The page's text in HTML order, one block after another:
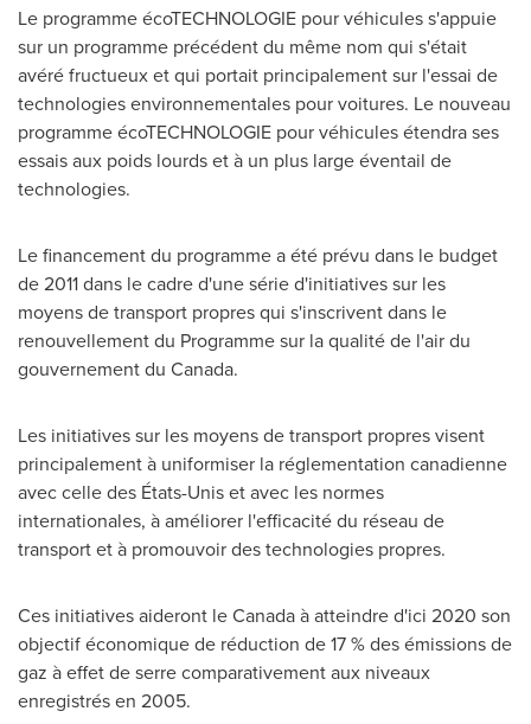
Le programme écoTECHNOLOGIE pour véhicules s'appuie
sur un programme précédent du même nom qui s'était
avéré fructueux et qui portait principalement sur l'essai de
technologies environnementales pour voitures. Le nouveau
programme écoTECHNOLOGIE pour véhicules étendra ses
essais aux poids lourds et à un plus large éventail de
technologies.
Le financement du programme a été prévu dans le budget
de 2011 dans le cadre d'une série d'initiatives sur les
moyens de transport propres qui s'inscrivent dans le
renouvellement du Programme sur la qualité de l'air du
gouvernement du Canada.
Les initiatives sur les moyens de transport propres visent
principalement à uniformiser la réglementation canadienne
avec celle des États-Unis et avec les normes
internationales, à améliorer l'efficacité du réseau de
transport et à promouvoir des technologies propres.
Ces initiatives aideront leCanadaà atteindre d'ici 2020 son
objectif économique de réduction de 17 % des émissions de
gaz à effet de serre comparativement aux niveaux
enregistrés en 2005.